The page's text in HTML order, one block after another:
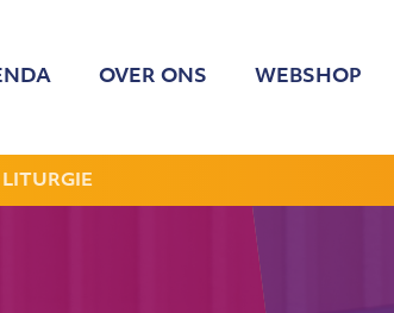
OVER ONS WEBSHOP
LITURGIE